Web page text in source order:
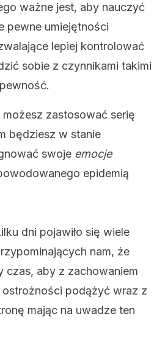
ważne jest, aby nauczyć
pewne umiejętności
lepiej kontrolować
sobie z czynnikami takimi
zastosować serię
będziesz w stanie
swoje emocje
epidemią
dni pojawiło się wiele
nam, że
czas, aby z zachowaniem
podążyć wraz z
mając na uwadze ten